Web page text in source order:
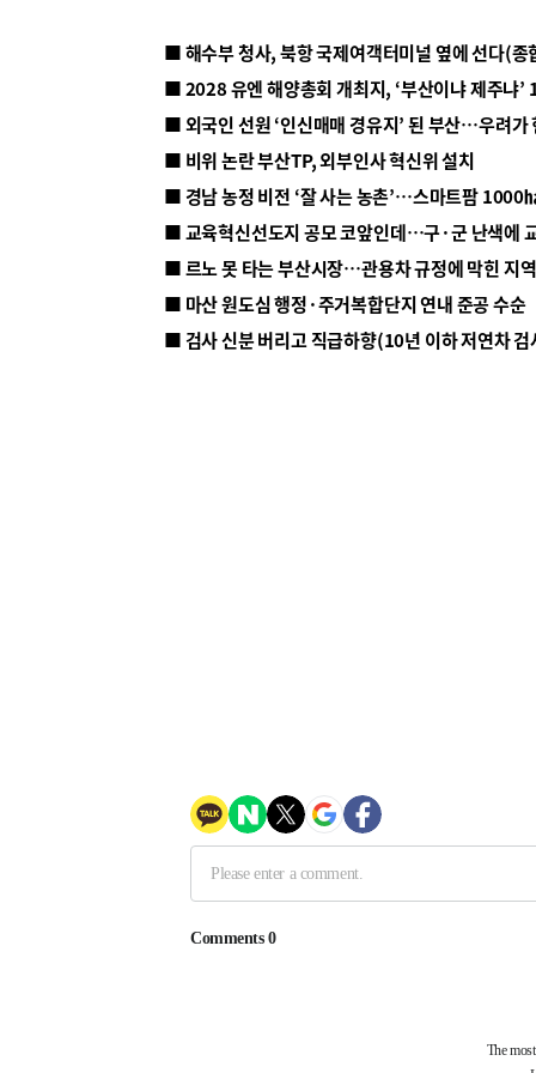
■ 해수부 청사, 북항 국제여객터미널 옆에 선다(종
■ 2028 유엔 해양총회 개최지, ‘부산이냐 제주냐’
■ 외국인 선원 ‘인신매매 경유지’ 된 부산…우려가
■ 비위 논란 부산TP, 외부인사 혁신위 설치
■ 르노 못 타는 부산시장…관용차 규정에 막힌 지
■ 마산 원도심 행정·주거복합단지 연내 준공 수순